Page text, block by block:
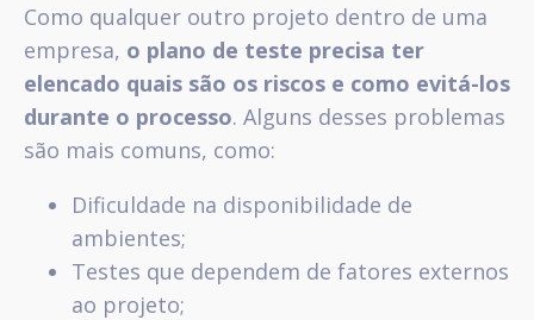
Como qualquer outro projeto dentro de uma
empresa, o plano de teste precisa ter
elencado quais são os riscos e como evitá-los
durante o processo. Alguns desses problemas
são mais comuns, como:
Dificuldade na disponibilidade de
ambientes;
Testes que dependem de fatores externos
ao projeto;